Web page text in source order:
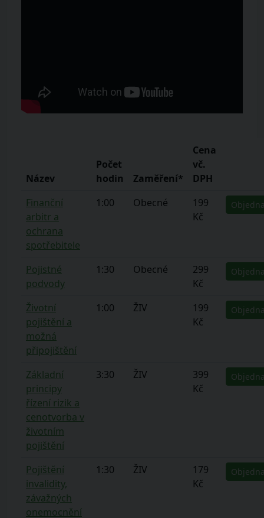
Název
Počet
hodin
Zaměření*
Cena
vč.
DPH
Finanční
arbitr a
ochrana
spotřebitele
1:00 Obecné
199
Kč
Pojistné
podvody
1:30 Obecné
299
Kč
Životní
pojištění a
možná
připojištění
1:00 ŽIV
199
Kč
Základní
principy
řízení rizik a
cenotvorba v
životním
pojištění
3:30 ŽIV
399
Kč
Pojištění
invalidity,
závažných
onemocnění
1:30 ŽIV
179
Kč